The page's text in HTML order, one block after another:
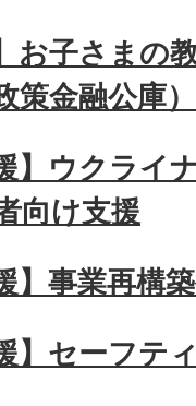
お子さまの
策金融公庫
】ウクライ
向け支援
】事業再構
】セーフテ